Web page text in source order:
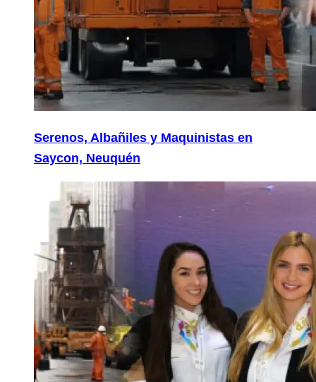
Serenos, Albañiles y Maquinistas en
Saycon, Neuquén